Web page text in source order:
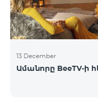
13 December
Ամանորը BeeTV-ի